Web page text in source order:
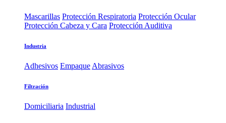
Mascarillas Protección Respiratoria Protección Ocular
Protección Cabeza y Cara Protección Auditiva
Industria
Adhesivos Empaque Abrasivos
Filtración
Domiciliaria Industrial